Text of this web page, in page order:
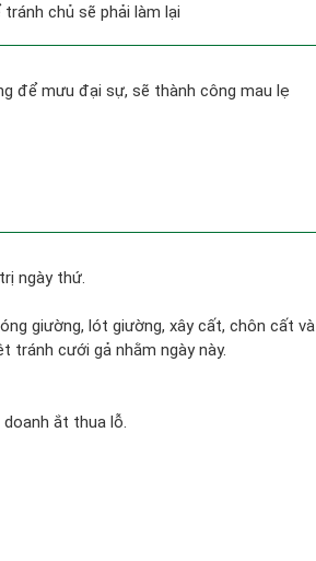
chủ sẽ phải làm lại
để mưu đại sự, sẽ thành công mau lẹ
ngày thứ.
giường, lót giường, xây cất, chôn cất và
tránh cưới gả nhằm ngày này.
ắt thua lỗ.